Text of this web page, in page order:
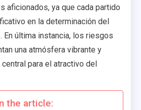
aficionados, ya que cada partido
en la determinación del
En última instancia, los riesgos
una atmósfera vibrante y
para el atractivo del
the article: